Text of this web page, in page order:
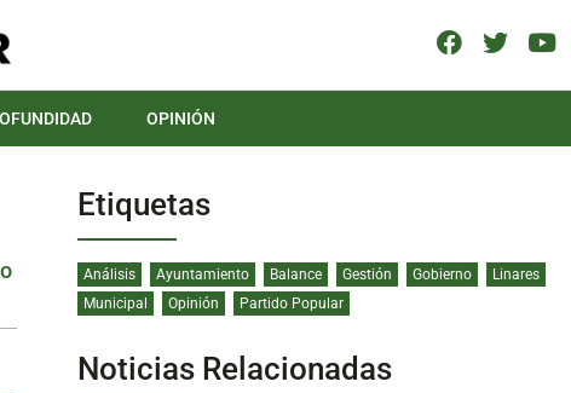
OPINIÓN
Etiquetas
Análisis Ayuntamiento Balance Gestión Gobierno
Linares
Municipal
Opinión Partido Popular
Noticias Relacionadas